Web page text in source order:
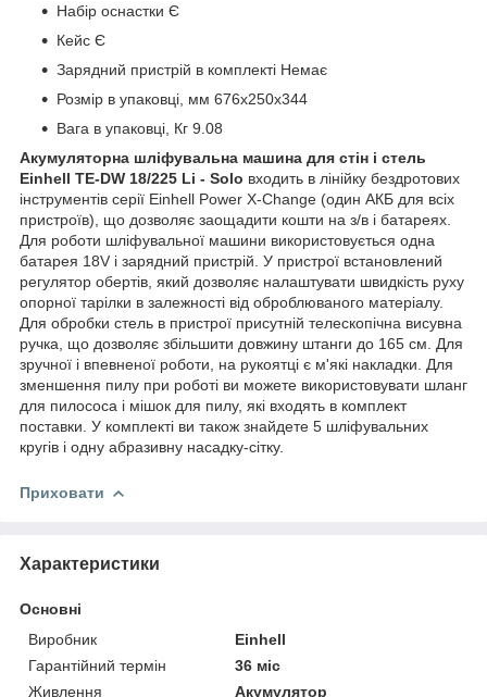
Набір оснастки Є
Кейс Є
Зарядний пристрій в комплекті Немає
Розмір в упаковці, мм 676x250x344
Вага в упаковці, Кг 9.08
Акумуляторна шліфувальна машина для стін і стель
Einhell TE-DW 18/225 Li - Solo входить в лінійку бездротових
інструментів серії Einhell Power X-Change (один АКБ для всіх
пристроїв), що дозволяє заощадити кошти на з/в і батареях.
Для роботи шліфувальної машини використовується одна
батарея 18V і зарядний пристрій. У пристрої встановлений
регулятор обертів, який дозволяє налаштувати швидкість руху
опорної тарілки в залежності від оброблюваного матеріалу.
Для обробки стель в пристрої присутній телескопічна висувна
ручка, що дозволяє збільшити довжину штанги до 165 см. Для
зручної і впевненої роботи, на рукоятці є м'які накладки. Для
зменшення пилу при роботі ви можете використовувати шланг
для пилососа і мішок для пилу, які входять в комплект
поставки. У комплекті ви також знайдете 5 шліфувальних
кругів і одну абразивну насадку-сітку.
Приховати
Характеристики
Основні
Виробник
Einhell
Гарантійний термін
36 міс
Живлення
Акумулятор